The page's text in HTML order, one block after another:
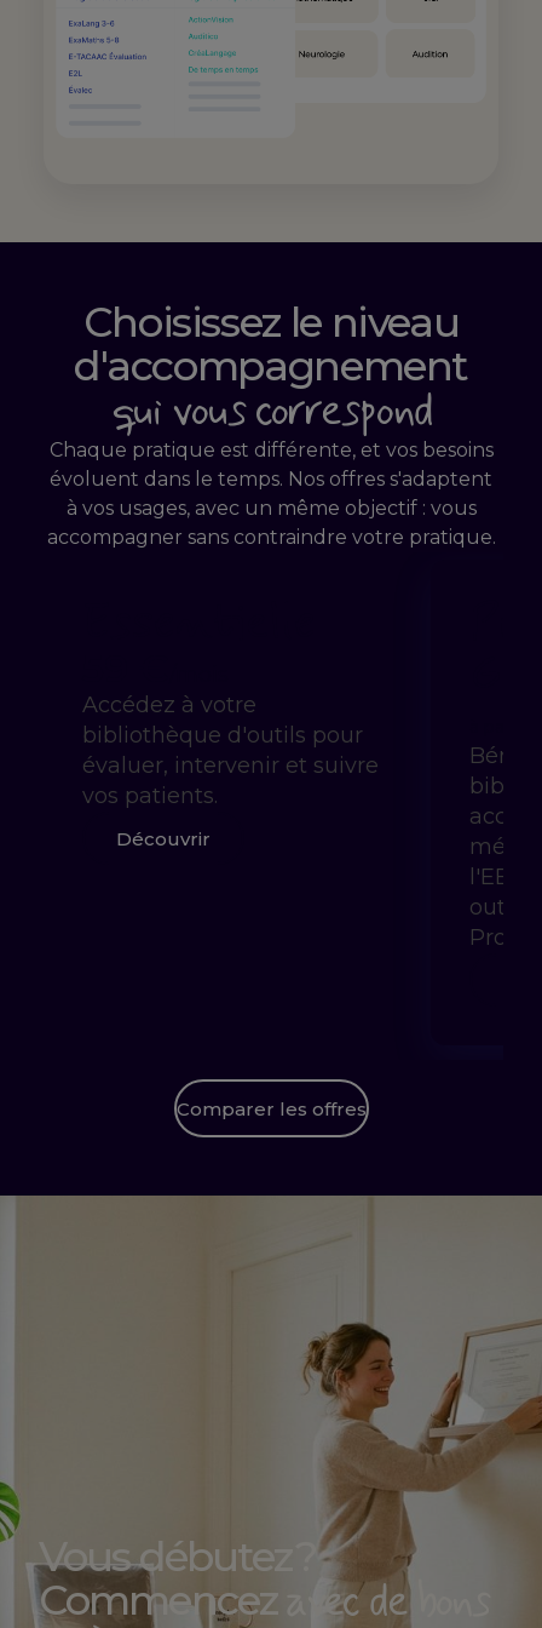
Choisissez le niveau
d'accompagnement
qui vous correspond
Chaque pratique est différente, et vos besoins
évoluent dans le temps. Nos offres s'adaptent
à vos usages, avec un même objectif : vous
accompagner sans contraindre votre pratique.
Accédez à votre
bibliothèque d'outils pour
évaluer, intervenir et suivre
vos patients.
Découvrir
l'EBP
outils
Comparer les offres
Vous débutez ?
Commencez
avec de bons